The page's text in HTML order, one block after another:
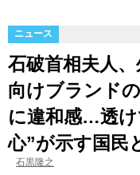
ニュース
石破首相夫人
向けブランド
に違和感…透け
心”が示す国民
石黒隆之